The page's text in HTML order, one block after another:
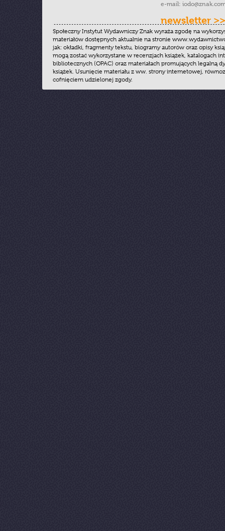
e-mail:
newsletter >>
Społeczny Instytut Wydawniczy Znak wyraża zgodę na
materiałów dostępnych aktualnie na stronie
jak: okładki, fragmenty tekstu, biogramy autorów oraz opisy
mogą zostać wykorzystane w recenzjach książek, katalogach
bibliotecznych (OPAC) oraz materiałach promujących legalną
książek. Usunięcie materiału z ww. strony internetowej,
cofnięciem udzielonej zgody.